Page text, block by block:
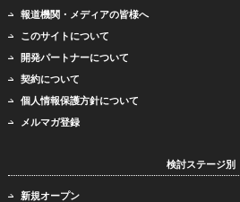
報道機関・メディアの皆様へ
このサイトについて
開発パートナーについて
契約について
個人情報保護方針について
メルマガ登録
検討ステージ別
新規オープン